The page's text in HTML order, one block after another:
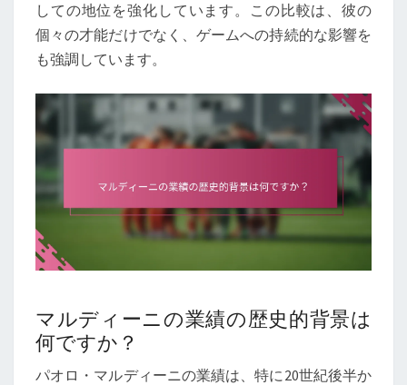
しての地位を強化しています。この比較は、彼の
個々の才能だけでなく、ゲームへの持続的な影響を
も強調しています。
マルディーニの業績の歴史的背景は
何ですか？
パオロ・マルディーニの業績は、特に20世紀後半か